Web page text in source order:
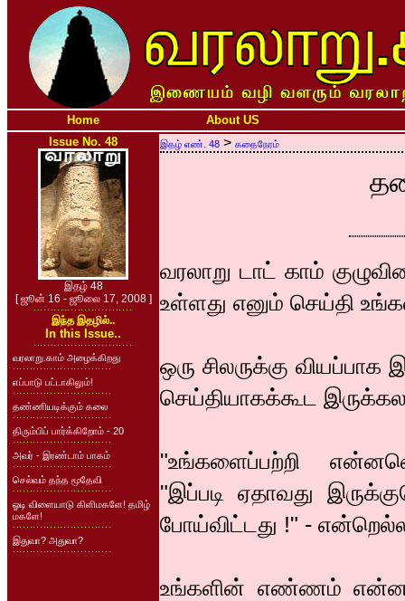
Home
About US
Issue No. 48
இதழ் 48
[ ஜூன் 16 - ஜூலை 17, 2008 ]
இந்த இதழில்..
In this Issue..
வரலாறு.காம் அழைக்கிறது
எப்பாடு பட்டாகிலும்!
தண்ணியடிக்கும் கலை
திரும்பிப் பார்க்கிறோம் - 20
அவர் - இரண்டாம் பாகம்
செல்வம் தந்த மூதேவி
ஓடி விளையாடு கிளிமகளே! தமிழ்
மகளே!
இதுவா? அதுவா?
இதழ் எண். 48 > கதைநேரம்
வரலாறு டாட் காம்
உள்ளது எனும் செய்தி
ஒரு சிலருக்கு
செய்தியாகக்கூட
"உங்களைப்பற்றி
"இப்படி ஏதாவது
போய்விட்டது !" -
உங்களின் எண்ணம்